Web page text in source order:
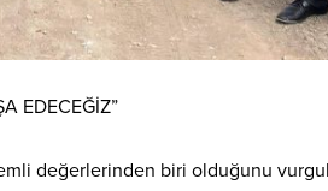
EDECEĞİZ”
değerlerinden biri olduğunu